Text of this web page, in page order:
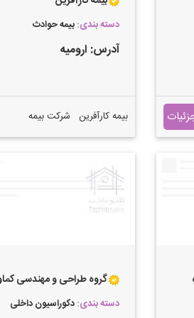
دسته بندی:بیمه حوادث
آدرس: ارومیه
بیمه کارآفرین شرکت بیمه
در چارچوب قانون تأسیس
مؤسسات بیمه غیر دولتی و
قانون تجارت در تاریخ
. سرمایه اولیه شرکت بیمه
کارآفرین یکصد و چهل میلیارد
ریال (۱۴۰,۰۰۰.۰۰۰.۰۰۰) بوده که
گروه طراحی و مهندسی
دسته بندی:دکوراسیون داخلی